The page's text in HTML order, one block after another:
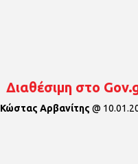
Διαθέσιμη στο
Κώστας Αρβανίτης @